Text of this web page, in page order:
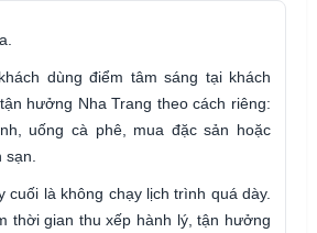
dùng điểm tâm sáng tại khách
hưởng Nha Trang theo cách riêng:
uống cà phê, mua đặc sản hoặc
cuối là không chạy lịch trình quá dày.
thời gian thu xếp hành lý, tận hưởng